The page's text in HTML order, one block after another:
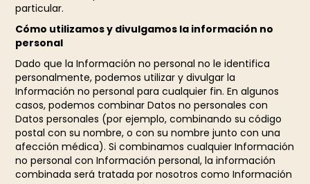
particular.
Cómo utilizamos y divulgamos la información no
personal
Dado que la Información no personal no le identifica
personalmente, podemos utilizar y divulgar la
Información no personal para cualquier fin. En algunos
casos, podemos combinar Datos no personales con
Datos personales (por ejemplo, combinando su código
postal con su nombre, o con su nombre junto con una
afección médica). Si combinamos cualquier Información
no personal con Información personal, la información
combinada será tratada por nosotros como Información